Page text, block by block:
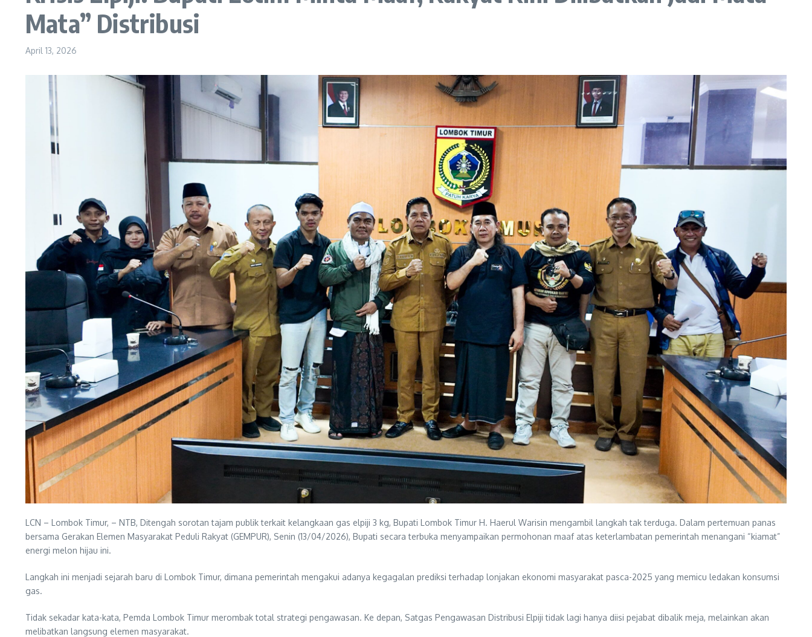
Mata” Distribusi
April 13, 2026
LCN – Lombok Timur, – NTB, Ditengah sorotan tajam publik terkait kelangkaan gas elpiji 3 kg, Bupati Lombok Timur H. Haerul Warisin mengambil langkah tak terduga. Dalam pertemuan panas
bersama Gerakan Elemen Masyarakat Peduli Rakyat (GEMPUR), Senin (13/04/2026), Bupati secara terbuka menyampaikan permohonan maaf atas keterlambatan pemerintah menangani “kiamat”
energi melon hijau ini.
Langkah ini menjadi sejarah baru di Lombok Timur, dimana pemerintah mengakui adanya kegagalan prediksi terhadap lonjakan ekonomi masyarakat pasca-2025 yang memicu ledakan konsumsi
gas.
Tidak sekadar kata-kata, Pemda Lombok Timur merombak total strategi pengawasan. Ke depan, Satgas Pengawasan Distribusi Elpiji tidak lagi hanya diisi pejabat dibalik meja, melainkan akan
melibatkan langsung elemen masyarakat.